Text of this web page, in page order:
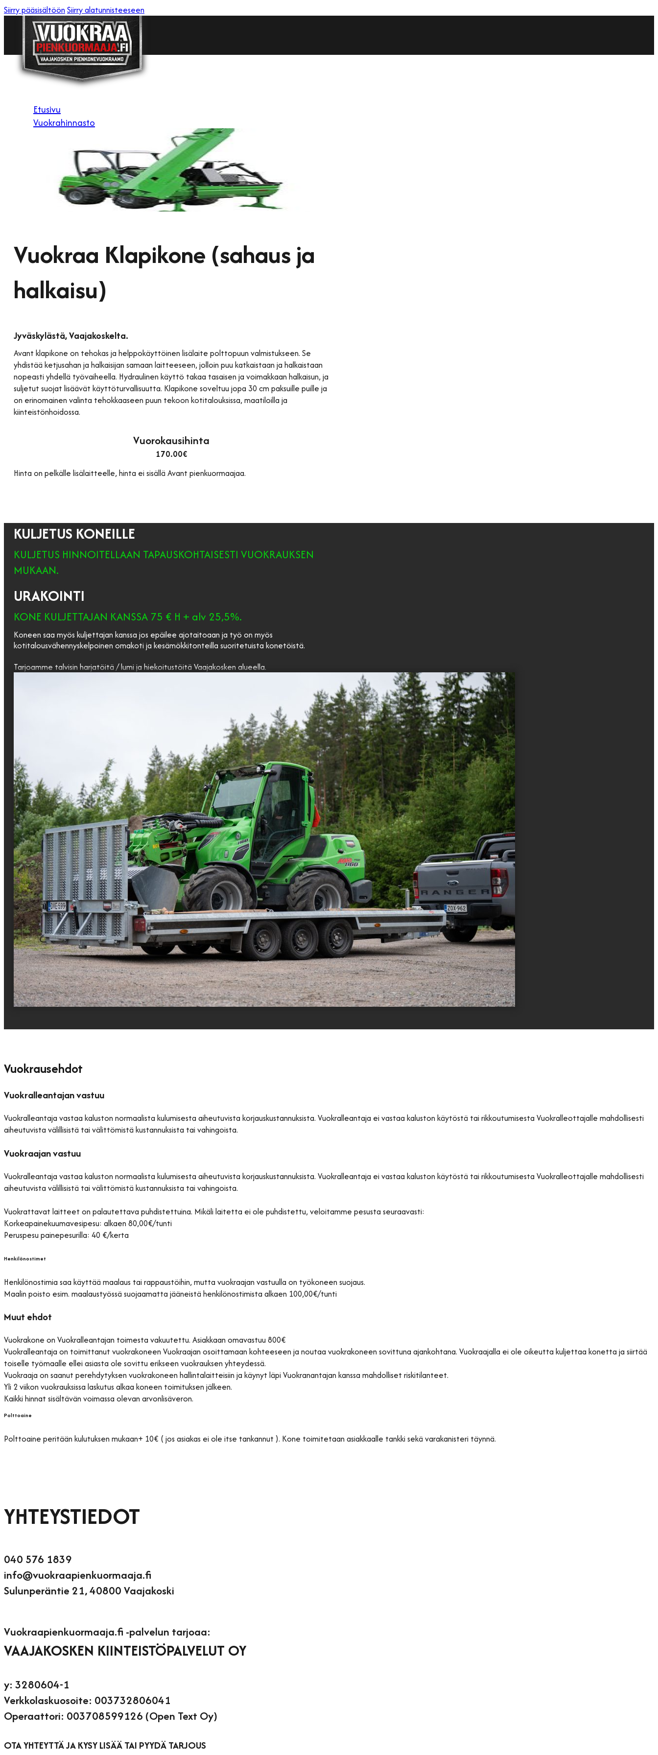
Siirry pääsisältöön Siirry alatunnisteeseen
Etusivu
Vuokrahinnasto
Vuokraa Klapikone (sahaus ja
halkaisu)
Jyväskylästä, Vaajakoskelta.
Avant klapikone on tehokas ja helppokäyttöinen lisälaite polttopuun valmistukseen. Se
yhdistää ketjusahan ja halkaisijan samaan laitteeseen, jolloin puu katkaistaan ja halkaistaan
nopeasti yhdellä työvaiheella. Hydraulinen käyttö takaa tasaisen ja voimakkaan halkaisun, ja
suljetut suojat lisäävät käyttöturvallisuutta. Klapikone soveltuu jopa 30 cm paksuille puille ja
on erinomainen valinta tehokkaaseen puun tekoon kotitalouksissa, maatiloilla ja
kiinteistönhoidossa.
Vuorokausihinta
170.00€
Hinta on pelkälle lisälaitteelle, hinta ei sisällä Avant pienkuormaajaa.
KULJETUS KONEILLE
KULJETUS HINNOITELLAAN TAPAUSKOHTAISESTI VUOKRAUKSEN
MUKAAN.
URAKOINTI
KONE KULJETTAJAN KANSSA 75 € H + alv 25,5%.
Koneen saa myös kuljettajan kanssa jos epäilee ajotaitoaan ja työ on myös
kotitalousvähennyskelpoinen omakoti ja kesämökkitonteilla suoritetuista konetöistä.
Tarjoamme talvisin harjatöitä / lumi ja hiekoitustöitä Vaajakosken alueella.
Vuokrausehdot
Vuokralleantajan vastuu
Vuokralleantaja vastaa kaluston normaalista kulumisesta aiheutuvista korjauskustannuksista. Vuokralleantaja ei vastaa kaluston käytöstä tai rikkoutumisesta Vuokralleottajalle mahdollisesti
aiheutuvista välillisistä tai välittömistä kustannuksista tai vahingoista.
Vuokraajan vastuu
Vuokralleantaja vastaa kaluston normaalista kulumisesta aiheutuvista korjauskustannuksista. Vuokralleantaja ei vastaa kaluston käytöstä tai rikkoutumisesta Vuokralleottajalle mahdollisesti
aiheutuvista välillisistä tai välittömistä kustannuksista tai vahingoista.
Vuokrattavat laitteet on palautettava puhdistettuina. Mikäli laitetta ei ole puhdistettu, veloitamme pesusta seuraavasti:
Korkeapainekuumavesipesu: alkaen 80,00€/tunti
Peruspesu painepesurilla: 40 €/kerta
Henkilönostimet
Henkilönostimia saa käyttää maalaus tai rappaustöihin, mutta vuokraajan vastuulla on työkoneen suojaus.
Maalin poisto esim. maalaustyössä suojaamatta jääneistä henkilönostimista alkaen 100,00€/tunti
Muut ehdot
Vuokrakone on Vuokralleantajan toimesta vakuutettu. Asiakkaan omavastuu 800€
Vuokralleantaja on toimittanut vuokrakoneen Vuokraajan osoittamaan kohteeseen ja noutaa vuokrakoneen sovittuna ajankohtana. Vuokraajalla ei ole oikeutta kuljettaa konetta ja siirtää
toiselle työmaalle ellei asiasta ole sovittu erikseen vuokrauksen yhteydessä.
Vuokraaja on saanut perehdytyksen vuokrakoneen hallintalaitteisiin ja käynyt läpi Vuokranantajan kanssa mahdolliset riskitilanteet.
Yli 2 viikon vuokrauksissa laskutus alkaa koneen toimituksen jälkeen.
Kaikki hinnat sisältävän voimassa olevan arvonlisäveron.
Polttoaine
Polttoaine peritään kulutuksen mukaan+ 10€ ( jos asiakas ei ole itse tankannut ). Kone toimitetaan asiakkaalle tankki sekä varakanisteri täynnä.
YHTEYSTIEDOT
040 576 1839
info@vuokraapienkuormaaja.fi
Sulunperäntie 21, 40800 Vaajakoski
Vuokraapienkuormaaja.fi -palvelun tarjoaa:
VAAJAKOSKEN KIINTEISTÖPALVELUT OY
y: 3280604-1
Verkkolaskuosoite: 003732806041
Operaattori: 003708599126 (Open Text Oy)
OTA YHTEYTTÄ JA KYSY LISÄÄ TAI PYYDÄ TARJOUS